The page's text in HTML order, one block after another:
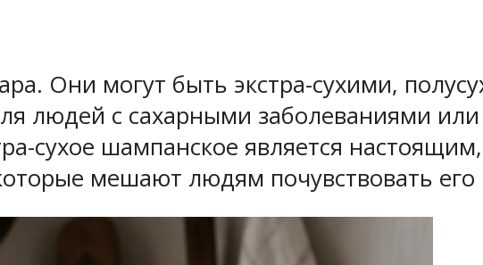
Они могут быть экстра-сухими,
людей с сахарными заболеваниями или
сухое шампанское является
мешают людям почувствовать его